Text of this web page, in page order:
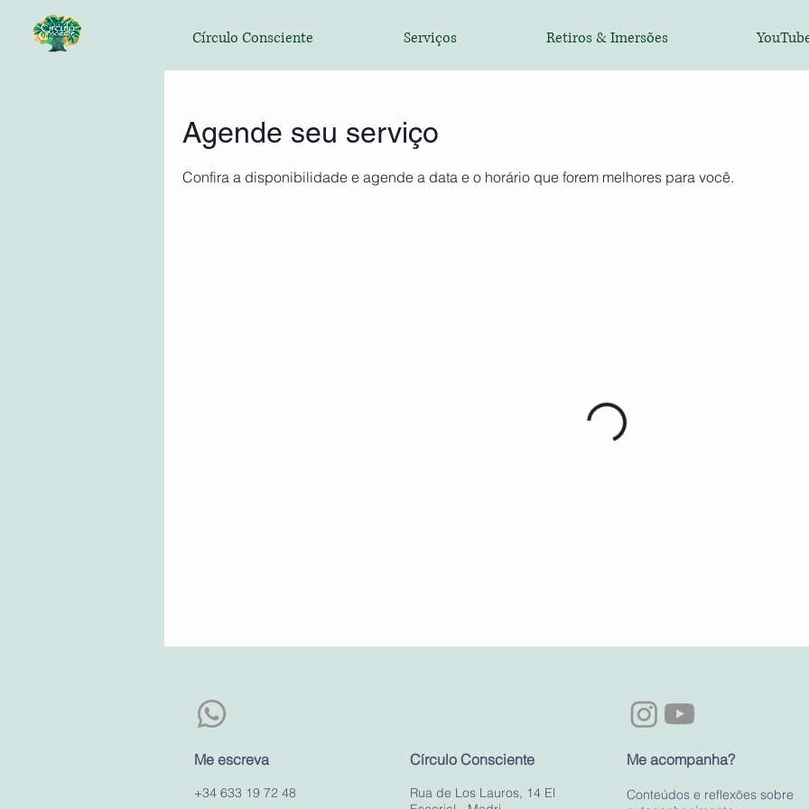
Círculo Consciente Serviços Retiros & Imersões
Agende seu serviço
Confira a disponibilidade e agende a data e o horário que forem melhores para você.
Me escreva
+34 633 19 72 48
​Círculo Consciente
Rua de Los Lauros, 14 El
Me acompanha?
Conteúdos e reflexões sobre